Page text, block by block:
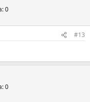
0
#13
0